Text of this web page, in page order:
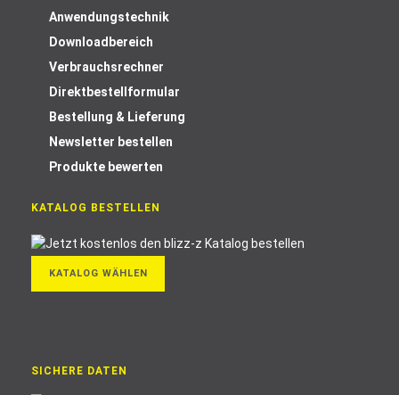
Anwendungstechnik
Downloadbereich
Verbrauchsrechner
Direktbestellformular
Bestellung & Lieferung
Newsletter bestellen
Produkte bewerten
KATALOG BESTELLEN
KATALOG WÄHLEN
SICHERE DATEN